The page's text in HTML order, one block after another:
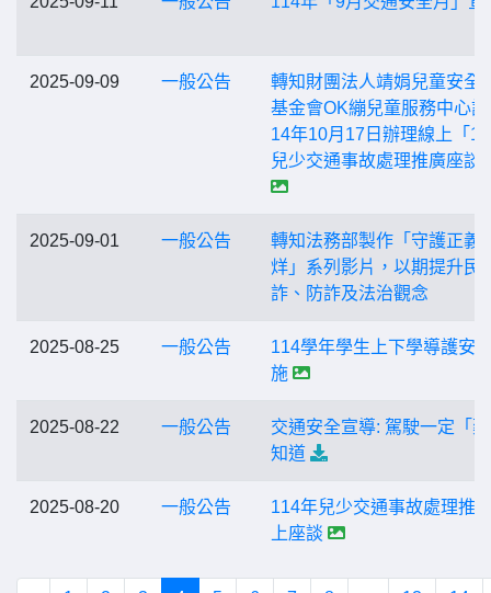
2025-09-09 一般公告
轉知財團法人靖娟兒童安全
基金會OK繃兒童服務中心
14年10月17日辦理線上「
兒少交通事故處理推廣座談
2025-09-01 一般公告
轉知法務部製作「守護正義
烊」系列影片，以期提升民
詐、防詐及法治觀念
2025-08-25 一般公告
114學年學生上下學導護安
施
2025-08-22 一般公告
交通安全宣導: 駕駛一定「
知道
2025-08-20 一般公告
114年兒少交通事故處理推
上座談